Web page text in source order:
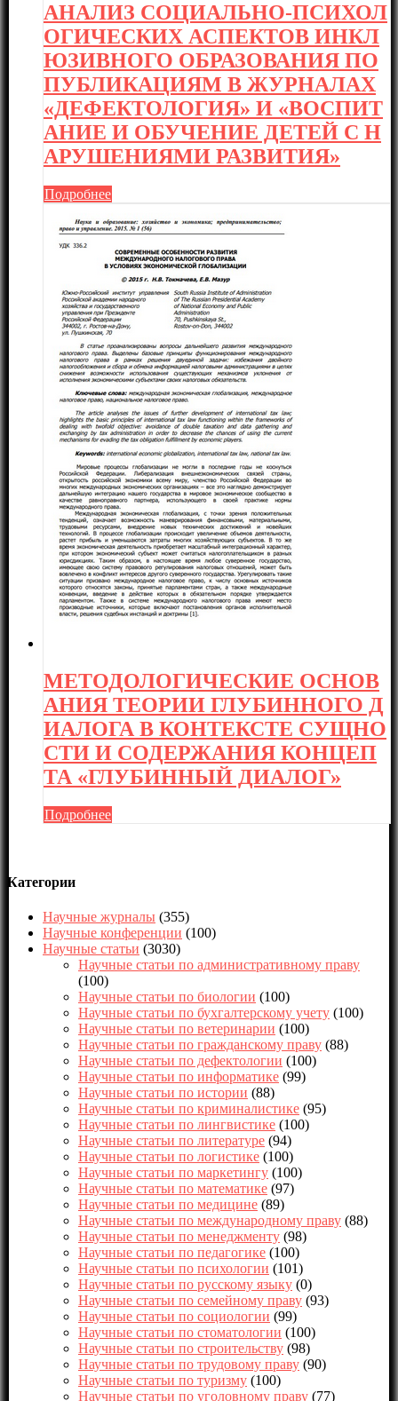
АНАЛИЗ СОЦИАЛЬНО-ПСИХОЛ
ОГИЧЕСКИХ АСПЕКТОВ ИНКЛ
ЮЗИВНОГО ОБРАЗОВАНИЯ ПО
ПУБЛИКАЦИЯМ В ЖУРНАЛАХ
«ДЕФЕКТОЛОГИЯ» И «ВОСПИТ
АНИЕ И ОБУЧЕНИЕ ДЕТЕЙ С Н
АРУШЕНИЯМИ РАЗВИТИЯ»
Подробнее
МЕТОДОЛОГИЧЕСКИЕ ОСНОВ
АНИЯ ТЕОРИИ ГЛУБИННОГО Д
ИАЛОГА В КОНТЕКСТЕ СУЩНО
СТИ И СОДЕРЖАНИЯ КОНЦЕП
ТА «ГЛУБИННЫЙ ДИАЛОГ»
Подробнее
Категории
Научные журналы (355)
Научные конференции (100)
Научные статьи (3030)
Научные статьи по административному праву
(100)
Научные статьи по биологии (100)
Научные статьи по бухгалтерскому учету (100)
Научные статьи по ветеринарии (100)
Научные статьи по гражданскому праву (88)
Научные статьи по дефектологии (100)
Научные статьи по информатике (99)
Научные статьи по истории (88)
Научные статьи по криминалистике (95)
Научные статьи по лингвистике (100)
Научные статьи по литературе (94)
Научные статьи по логистике (100)
Научные статьи по маркетингу (100)
Научные статьи по математике (97)
Научные статьи по медицине (89)
Научные статьи по международному праву (88)
Научные статьи по менеджменту (98)
Научные статьи по педагогике (100)
Научные статьи по психологии (101)
Научные статьи по русскому языку (0)
Научные статьи по семейному праву (93)
Научные статьи по социологии (99)
Научные статьи по стоматологии (100)
Научные статьи по строительству (98)
Научные статьи по трудовому праву (90)
Научные статьи по туризму (100)
Научные статьи по уголовному праву (77)